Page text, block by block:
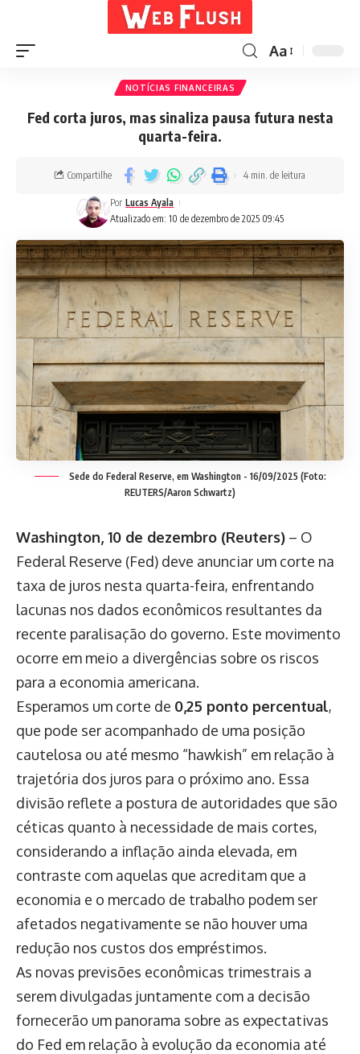
Aa
NOTÍCIAS FINANCEIRAS
Fed corta juros, mas sinaliza pausa futura nesta
quarta-feira.
Atualizado em: 10 de dezembro de 2025 09:45
Por Lucas Ayala
Compartilhe 4 min. de leitura
Sede do Federal Reserve, em Washington - 16/09/2025 (Foto:
REUTERS/Aaron Schwartz)
Washington, 10 de dezembro (Reuters) – O
Federal Reserve (Fed) deve anunciar um corte na
taxa de juros nesta quarta-feira, enfrentando
lacunas nos dados econômicos resultantes da
recente paralisação do governo. Este movimento
ocorre em meio a divergências sobre os riscos
para a economia americana.
Esperamos um corte de 0,25 ponto percentual,
que pode ser acompanhado de uma posição
cautelosa ou até mesmo “hawkish” em relação à
trajetória dos juros para o próximo ano. Essa
divisão reflete a postura de autoridades que são
céticas quanto à necessidade de mais cortes,
considerando a inflação ainda elevada, em
contraste com aquelas que acreditam que a
economia e o mercado de trabalho podem ser
afetados negativamente se não houver uma
redução nos custos dos empréstimos.
As novas previsões econômicas trimestrais a
serem divulgadas juntamente com a decisão
fornecerão um panorama sobre as expectativas
do Fed em relação à evolução da economia até